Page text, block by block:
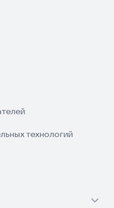
технологий